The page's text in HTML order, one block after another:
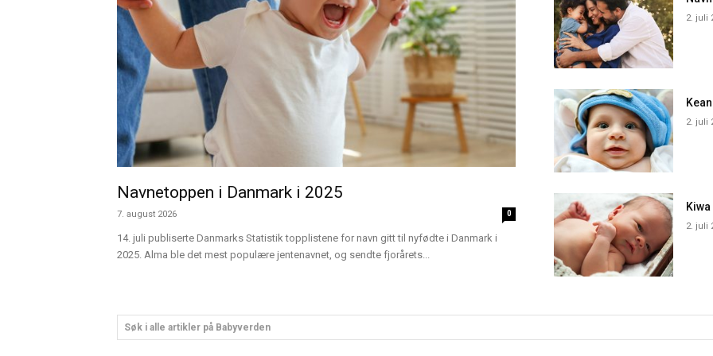
Navnetoppen i Danmark i 2025
7. august 2026 0
14. juli publiserte Danmarks Statistik topplistene for navn gitt til nyfødte i Danmark i
2025. Alma ble det mest populære jentenavnet, og sendte fjorårets...
2. juli
2. juli
Kiwa
2. juli
Søk i alle artikler på Babyverden